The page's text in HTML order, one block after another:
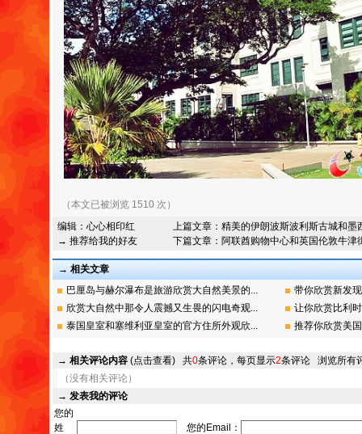
（本文已被浏览 1510 次）
编辑： 心心相印红
→ 推荐给我的好友
上篇文章： 精美的伊朗波斯波利斯古城和墨
下篇文章： 阿联酋购物中心和英国伦敦牛津
→ 相关文章
巴厘岛与赫尔瀑布是旅游欣赏大自然美景的...
带你欣赏新发
欣赏大自然中那令人震撼又生畏的闪电奇观...
让你欣赏比利
泰国皇室和塞维利亚皇室的官方住所外观欣...
推荐你欣赏美
→ 相关评论内容 (点击查看) 共0条评论，每页显示2条评论 浏览所有
（没有相关评论）
→ 发表我的评论
您的
姓
您的Email：